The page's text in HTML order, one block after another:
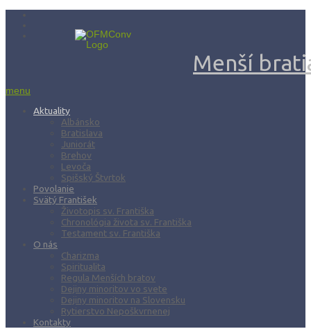
Menší
menu
Aktuality
Albánsko
Bratislava
Juniorát
Brehov
Levoča
Spišský Štvrtok
Povolanie
Svätý František
Životopis sv. Františka
Chronológia života sv. Františka
Testament sv. Františka
O nás
Charizma
Spiritualita
Regula Menších bratov
Dejiny minoritov vo svete
Dejiny minoritov na Slovensku
Rytierstvo Nepoškvrnenej
Kontakty